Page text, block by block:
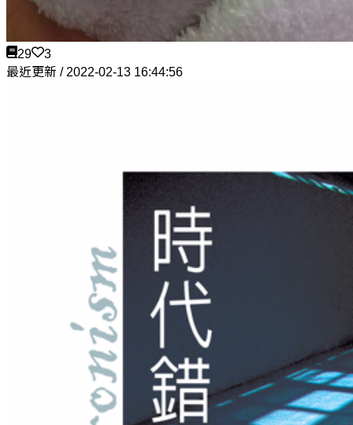
29
3
最近更新 / 2022-02-13 16:44:56